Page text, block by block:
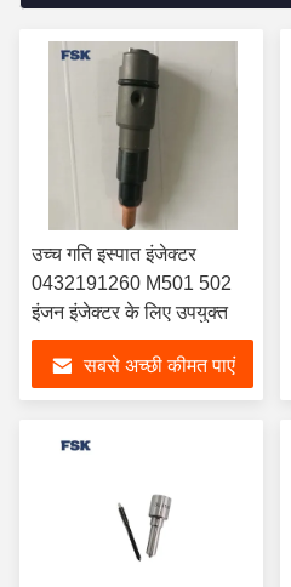
उच्च गति इस्पात इंजेक्टर
0432191260 M501 502
इंजन इंजेक्टर के लिए उपयुक्त
सबसे अच्छी कीमत पाएं